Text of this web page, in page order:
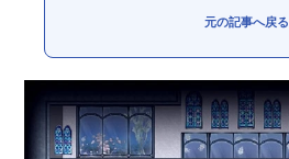
元の記事へ戻る